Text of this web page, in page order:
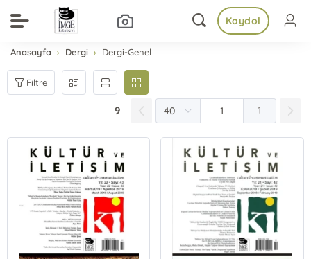
Kaydol
Anasayfa Dergi Dergi-Genel
Filtre
9 1